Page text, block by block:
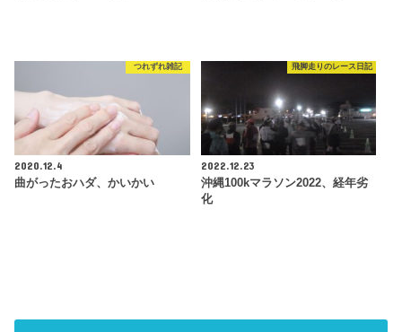
つれずれ雑記
2020.12.4
曲がったおハダ、かいかい
飛脚走りのレース日記
2022.12.23
沖縄100kマラソン2022、経年劣
化